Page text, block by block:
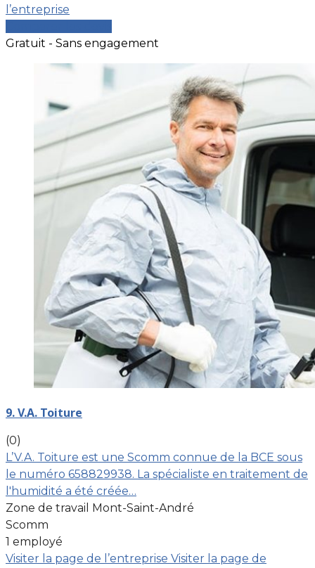
l’entreprise
Gratuit - Sans engagement
9. V.A. Toiture
(0)
L’V.A. Toiture est une Scomm connue de la BCE sous
le numéro 658829938. La spécialiste en traitement de
l'humidité a été créée…
Zone de travail Mont-Saint-André
Scomm
1 employé
Visiter la page de l’entreprise Visiter la page de